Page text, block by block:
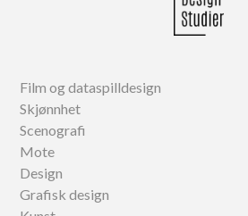
Film og dataspilldesign
Skjønnhet
Scenografi
Mote
Design
Grafisk design